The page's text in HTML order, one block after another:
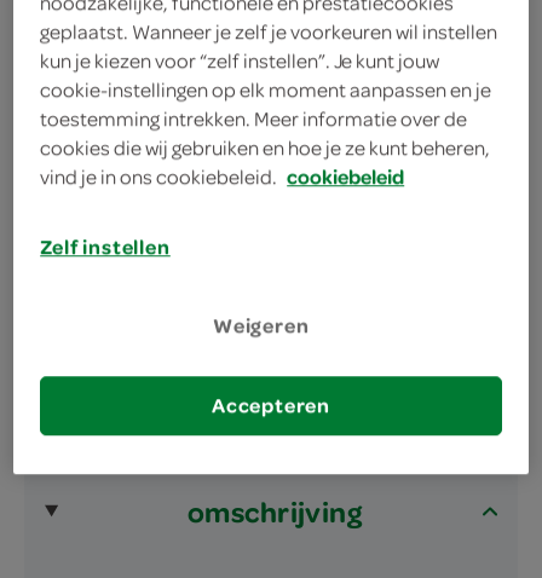
producten, maar worden wél automatisch
verwerkt in de winkelmand.
zoet & zout, het bewijs dat tegenpolen elkaar
aantrekken
zoals lekkere popcorn
omschrijving
geplaatst. Wanneer je zelf je voorkeuren wil instellen
kun je kiezen voor “zelf instellen”. Je kunt jouw
cookie-instellingen op elk moment aanpassen en je
toestemming intrekken. Meer informatie over de
cookies die wij gebruiken en hoe je ze kunt beheren,
vind je in ons cookiebeleid. cookiebeleid
Zelf instellen
Weigeren
Accepteren